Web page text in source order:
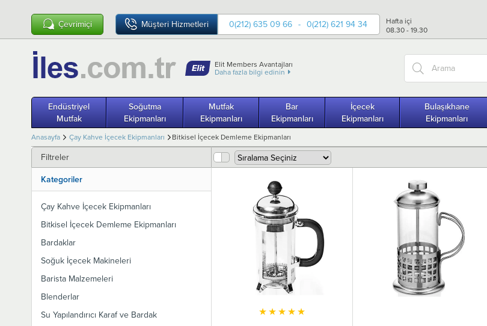
Çevrimiçi Müşteri Hizmetleri 0(212) 635 09 66 - 0(212) 621 94 34
Hafta içi
08.30 - 19.30
Elit Members Avantajları
Daha fazla bilgi edinin
Endüstriyel
Mutfak
Soğutma
Ekipmanları
Mutfak
Ekipmanları
Bar
Ekipmanları
İçecek
Ekipmanları
Bulaşıkhane
Ekipmanları
Anasayfa Çay Kahve İçecek Ekipmanları Bitkisel İçecek Demleme Ekipmanları
Filtreler
Kategoriler
Çay Kahve İçecek Ekipmanları
Bitkisel İçecek Demleme Ekipmanları
Bardaklar
Soğuk İçecek Makineleri
Barista Malzemeleri
Blenderlar
Su Yapılandırıcı Karaf ve Bardak
★★★★★